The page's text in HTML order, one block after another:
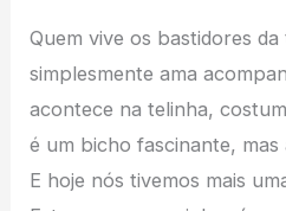
Quem vive os bastidores
simplesmente ama
acontece na telinha,
é um bicho fascinante,
E hoje nós tivemos mais